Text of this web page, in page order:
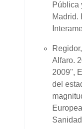
Pública
Madrid.
Alfaro.
2009",
del